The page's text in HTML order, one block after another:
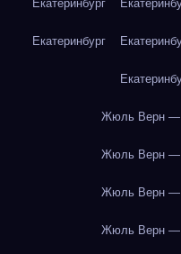
Екатеринбург
Екатеринбург
Жюль Верн —
Жюль Верн —
Жюль Верн —
Жюль Верн —